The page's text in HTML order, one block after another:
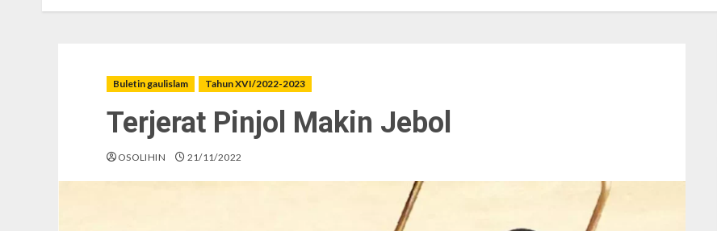
Buletin gaulislam Tahun XVI/2022-2023
Terjerat Pinjol Makin Jebol
OSOLIHIN 21/11/2022